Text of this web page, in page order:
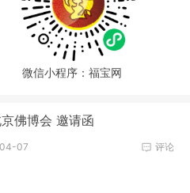
微信小程序：福宝网
佛博会 邀请函
评论
07